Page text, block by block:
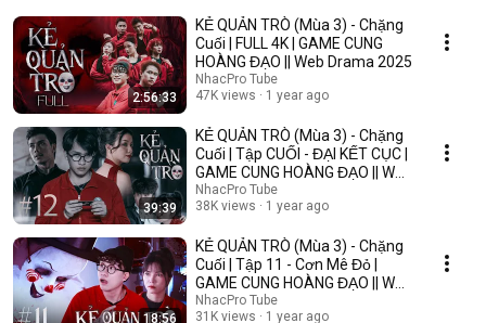
Khánh Duy ► Một trò chơi kỳ lạ, với mức thưởng tiền tỷ. Một trò chơi
mang hơi hướng của show truyền hình thực tế, nhưng dần trở nên đen tối
hơn quà từng vòng. Ai sẽ là người chiến thắng cuối cùng?. Mục đích của
KẺ QUẢN TRÒ là gì?. Và gương mặt đằng sau chiếc mặt nạ. Tất cả sẽ tiết
lộ trong seri web drama KẺ QUẢN TRÒ (Mùa 3) Simon Phan _ Anh trai
Simon Huỳnh Nhựt _ Diễn viên Huỳnh Nhựt Bnat _ Ca sĩ Bnat Bảo Ngân _
Cô giáo Bảo Ngân Trúc _ TikToker Trúc Khánh Duy _ Nghệ sĩ Khánh Duy
Simon Phan _ Em trai Cá Hồi
2:56:33
KẺ QUẢN TRÒ (Mùa 3) - Chặng
Cuối | FULL 4K | GAME CUNG
HOÀNG ĐẠO || Web Drama 2025
NhacPro Tube
47K views
1 year ago
39:39
KẺ QUẢN TRÒ (Mùa 3) - Chặng
Cuối | Tập CUỐI - ĐẠI KẾT CỤC |
GAME CUNG HOÀNG ĐẠO || Web
Drama 2025
NhacPro Tube
38K views
1 year ago
18:56
KẺ QUẢN TRÒ (Mùa 3) - Chặng
Cuối | Tập 11 - Cơn Mê Đỏ |
GAME CUNG HOÀNG ĐẠO || Web
Drama 2025
NhacPro Tube
31K views
1 year ago